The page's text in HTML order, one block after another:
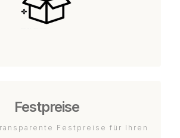
Festpreise
Festpreise für Ihren